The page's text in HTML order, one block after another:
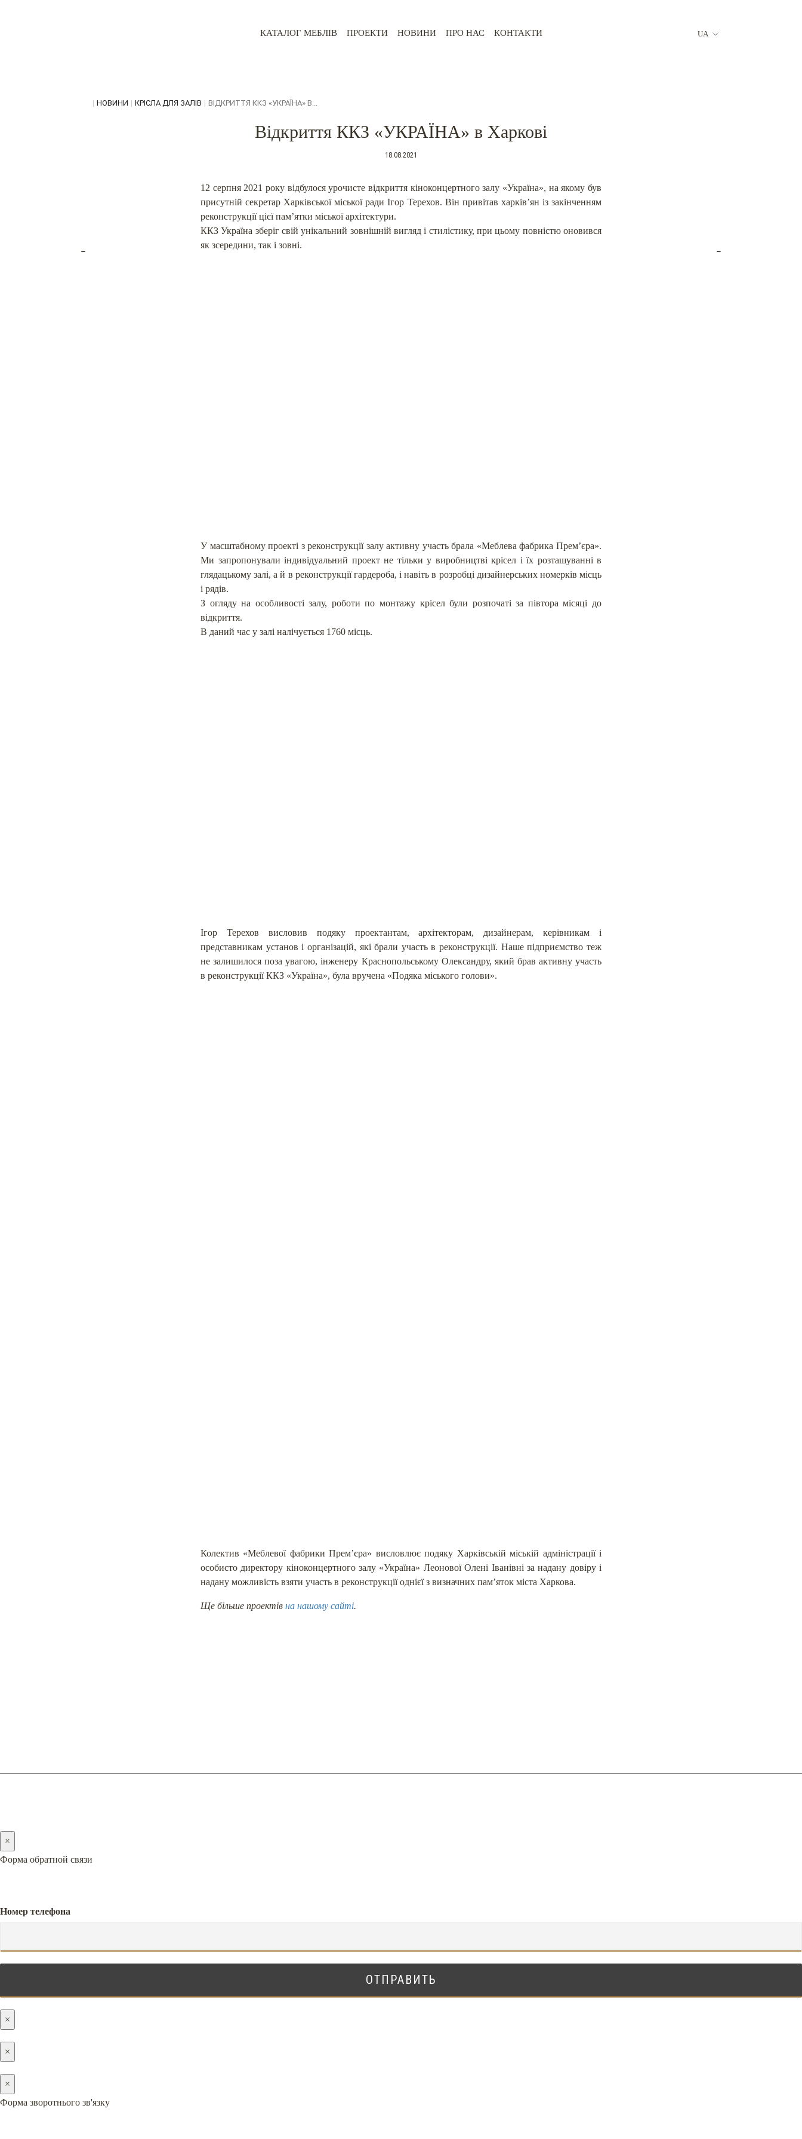
КАТАЛОГ МЕБЛІВ ПРОЕКТИ НОВИНИ ПРО НАС КОНТАКТИ UA
| НОВИНИ | КРІСЛА ДЛЯ ЗАЛІВ | ВІДКРИТТЯ ККЗ «УКРАЇНА» В...
Відкриття ККЗ «УКРАЇНА» в Харкові
18.08.2021
12 серпня 2021 року відбулося урочисте відкриття кіноконцертного залу «Україна», на якому був
присутній секретар Харківської міської ради Ігор Терехов. Він привітав харків’ян із закінченням
реконструкції цієї пам’ятки міської архітектури.
ККЗ Україна зберіг свій унікальний зовнішній вигляд і стилістику, при цьому повністю оновився
як зсередини, так і зовні.
У масштабному проекті з реконструкції залу активну участь брала «Меблева фабрика Прем’єра».
Ми запропонували індивідуальний проект не тільки у виробництві крісел і їх розташуванні в
глядацькому залі, а й в реконструкції гардероба, і навіть в розробці дизайнерських номерків місць
і рядів.
З огляду на особливості залу, роботи по монтажу крісел були розпочаті за півтора місяці до
відкриття.
В даний час у залі налічується 1760 місць.
Ігор Терехов висловив подяку проектантам, архітекторам, дизайнерам, керівникам і
представникам установ і організацій, які брали участь в реконструкції. Наше підприємство теж
не залишилося поза увагою, інженеру Краснопольському Олександру, який брав активну участь
в реконструкції ККЗ «Україна», була вручена «Подяка міського голови».
Колектив «Меблевої фабрики Прем’єра» висловлює подяку Харківській міській адміністрації і
особисто директору кіноконцертного залу «Україна» Леонової Олені Іванівні за надану довіру і
надану можливість взяти участь в реконструкції однієї з визначних пам’яток міста Харкова.
Ще більше проектів на нашому сайті.
← →
×
Форма обратной связи
Номер телефона
×
×
×
Форма зворотнього зв'язку